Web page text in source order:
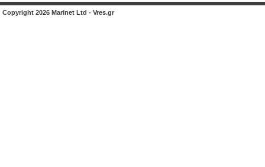
Copyright 2026 Marinet Ltd - Vres.gr